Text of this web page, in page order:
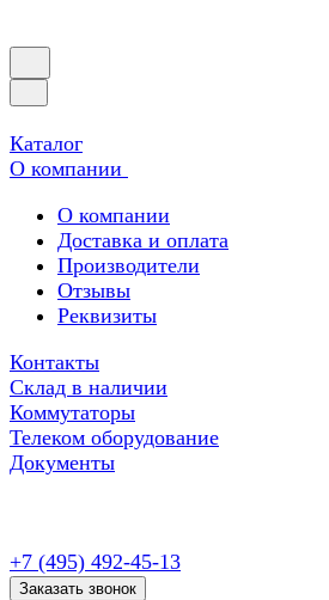
Каталог
О компании
О компании
Доставка и оплата
Производители
Отзывы
Реквизиты
Контакты
Склад в наличии
Коммутаторы
Телеком оборудование
Документы
+7 (495) 492-45-13
Заказать звонок